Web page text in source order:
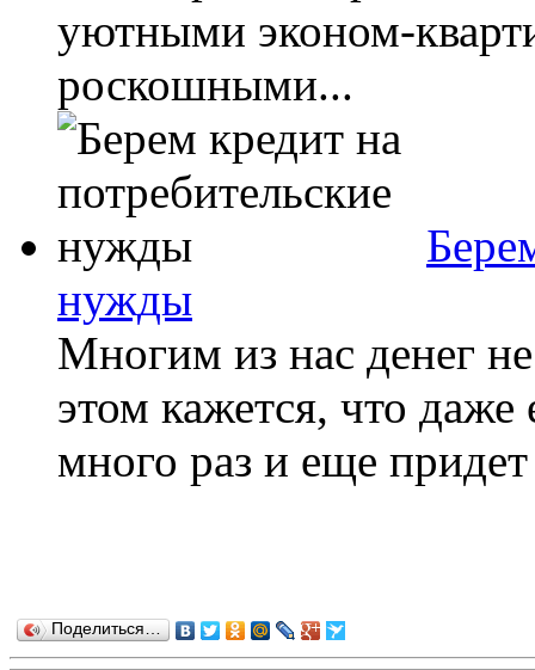
уютными эконом-
роскошными...
нужды
Многим из нас денег не
этом кажется, что даже
много раз и еще придет
Поделиться…